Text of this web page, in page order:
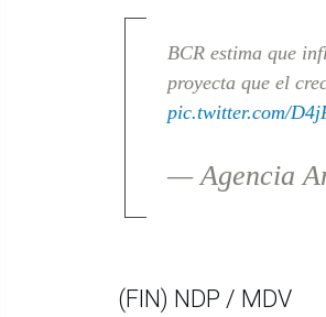
BCR estima que
proyecta que el
pic.twitter.com/
— Agencia
(FIN) NDP / MDV